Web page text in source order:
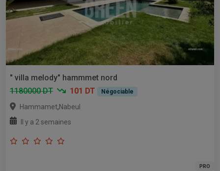
" villa melody" hammmet nord
1180000 DT
101 DT Négociable
Hammamet,Nabeul
Il y a 2 semaines
PRO